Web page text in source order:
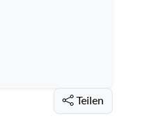
Teilen